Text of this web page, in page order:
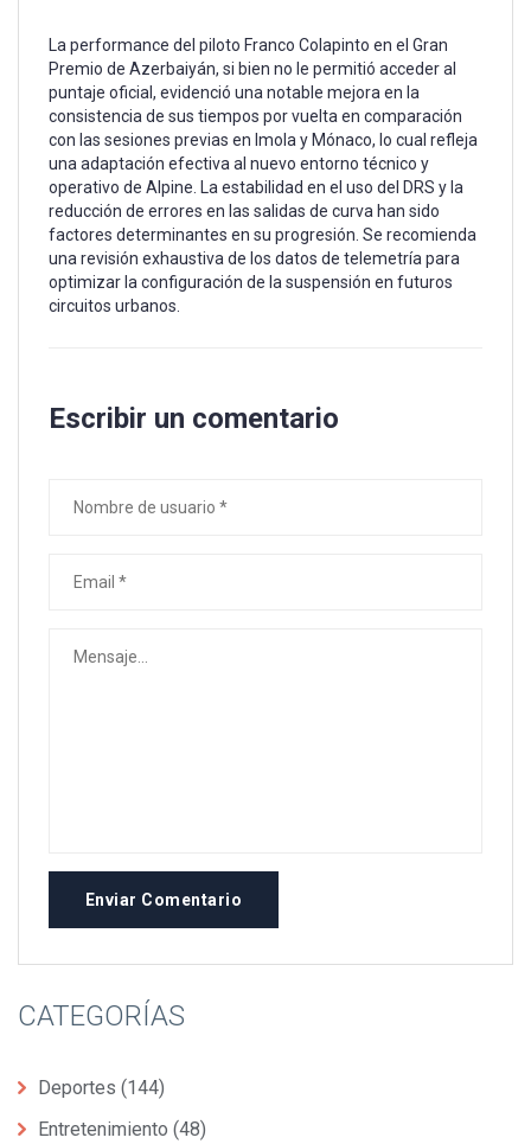
La performance del piloto Franco Colapinto en el Gran
Premio de Azerbaiyán, si bien no le permitió acceder al
puntaje oficial, evidenció una notable mejora en la
consistencia de sus tiempos por vuelta en comparación
con las sesiones previas en Imola y Mónaco, lo cual refleja
una adaptación efectiva al nuevo entorno técnico y
operativo de Alpine. La estabilidad en el uso del DRS y la
reducción de errores en las salidas de curva han sido
factores determinantes en su progresión. Se recomienda
una revisión exhaustiva de los datos de telemetría para
optimizar la configuración de la suspensión en futuros
circuitos urbanos.
Escribir un comentario
Enviar Comentario
CATEGORÍAS
Deportes (144)
Entretenimiento (48)